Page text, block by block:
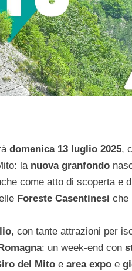
domenica 13 luglio 2025,
la nuova granfondo
come atto di scoperta e
Foreste Casentinesi che
, con tante attrazioni per
: un week-end con
del Mito e area expo e